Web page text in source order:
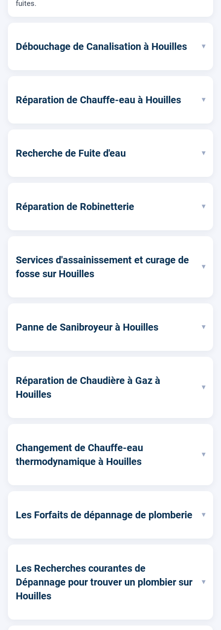
fuites.
Débouchage de Canalisation à Houilles ▾
Réparation de Chauffe-eau à Houilles ▾
Recherche de Fuite d'eau ▾
Réparation de Robinetterie ▾
Services d'assainissement et curage de
fosse sur Houilles
▾
Panne de Sanibroyeur à Houilles ▾
Réparation de Chaudière à Gaz à
Houilles
▾
Changement de Chauffe-eau
thermodynamique à Houilles
▾
Les Forfaits de dépannage de plomberie ▾
Les Recherches courantes de
Dépannage pour trouver un plombier sur
Houilles
▾